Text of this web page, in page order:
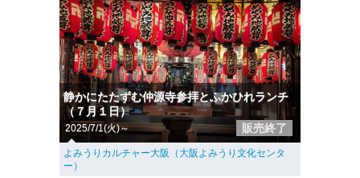
静かにたたずむ仲源寺参拝とふかひれランチ
（７月１日）
2025/7/1(火)～ 販売終了
よみうりカルチャー大阪（大阪よみうり文化センタ
ー）